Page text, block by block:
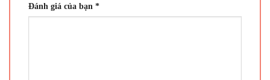
Đánh giá của bạn *